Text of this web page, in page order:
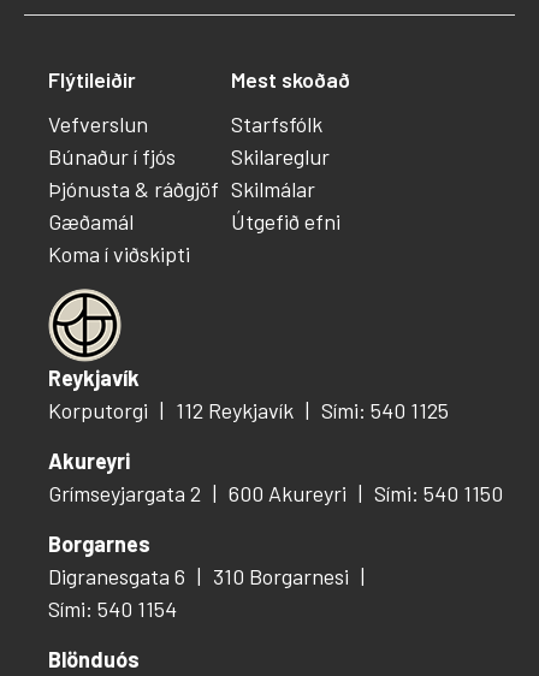
Reykjavík
Korputorgi
112 Reykjavík
Sími: 540 1125
Akureyri
Grímseyjargata 2
600 Akureyri
Sími: 540 1150
Borgarnes
Digranesgata 6
310 Borgarnesi
Sími: 540 1154
Blönduós
Flýtileiðir
Vefverslun
Búnaður í fjós
Þjónusta & ráðgjöf
Gæðamál
Koma í viðskipti
Mest skoðað
Starfsfólk
Skilareglur
Skilmálar
Útgefið efni